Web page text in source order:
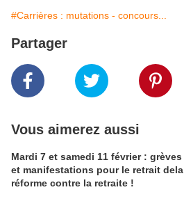
#Carrières : mutations - concours...
Partager
Vous aimerez aussi
Mardi 7 et samedi 11 février : grèves
et manifestations pour le retrait dela
réforme contre la retraite !